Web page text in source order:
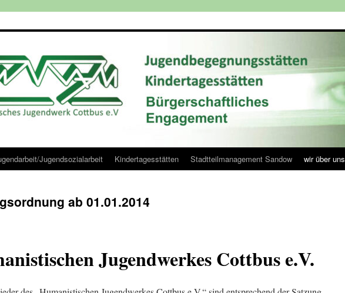
Jugendsozialarbeit Kindertagesstätten Stadtteilmanagement Sandow wir über uns
ab 01.01.2014
Jugendwerkes Cottbus e.V.